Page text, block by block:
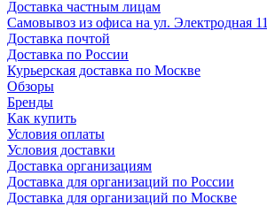
Доставка частным лицам
Самовывоз из офиса на ул. Электродная 11
Доставка почтой
Доставка по России
Курьерская доставка по Москве
Обзоры
Бренды
Как купить
Условия оплаты
Условия доставки
Доставка организациям
Доставка для организаций по России
Доставка для организаций по Москве